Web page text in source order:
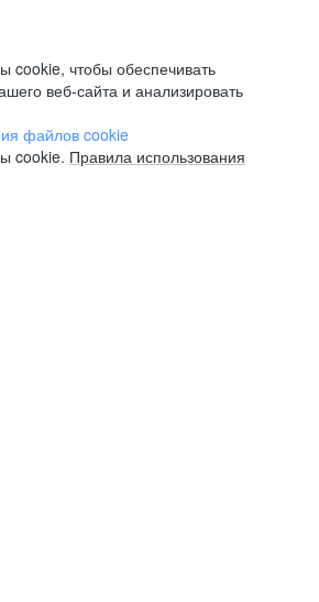
чтобы обеспечивать
веб-сайта и анализировать
файлов cookie
cookie. Правила использования